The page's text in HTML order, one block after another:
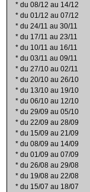
* du 08/12 au 14/12
* du 01/12 au 07/12
* du 24/11 au 30/11
* du 17/11 au 23/11
* du 10/11 au 16/11
* du 03/11 au 09/11
* du 27/10 au 02/11
* du 20/10 au 26/10
* du 13/10 au 19/10
* du 06/10 au 12/10
* du 29/09 au 05/10
* du 22/09 au 28/09
* du 15/09 au 21/09
* du 08/09 au 14/09
* du 01/09 au 07/09
* du 26/08 au 29/08
* du 19/08 au 22/08
* du 15/07 au 18/07